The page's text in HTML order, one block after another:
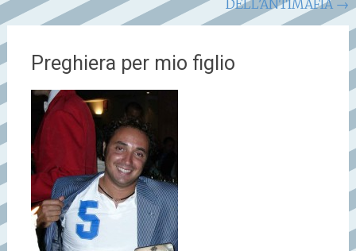
DELL’ANTIMAFIA →
Preghiera per mio figlio